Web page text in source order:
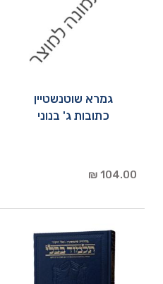
גמרא שוטנשטיין
כתובות ג' בנוני
104.00 ₪